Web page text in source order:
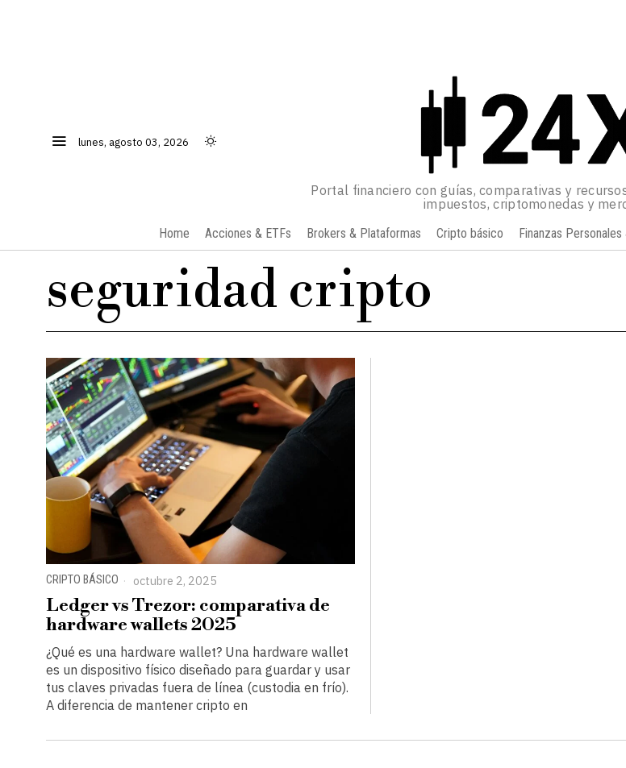
lunes, agosto 03, 2026
Portal financiero con guías, comparativas y
impuestos, criptomonedas y
Home Acciones & ETFs Brokers & Plataformas Cripto básico Finanzas
seguridad cripto
CRIPTO BÁSICO octubre 2, 2025
Ledger vs Trezor: comparativa de
hardware wallets 2025
¿Qué es una hardware wallet? Una hardware wallet
es un dispositivo físico diseñado para guardar y usar
tus claves privadas fuera de línea (custodia en frío).
A diferencia de mantener cripto en